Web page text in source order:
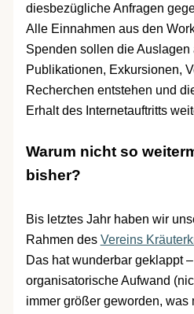
diesbezügliche Anfragen
Alle Einnahmen aus den
Spenden sollen die Auslagen
Publikationen, Exkursionen,
Recherchen entstehen und
Erhalt des Internetauftritts
Warum nicht so
bisher?
Bis letztes Jahr haben wir
Rahmen des Vereins
Das hat wunderbar geklappt
organisatorische Aufwand
immer größer geworden, was